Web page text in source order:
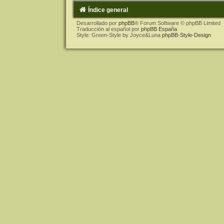
Índice general
Desarrollado por phpBB® Forum Software © phpBB Limited
Traducción al español por phpBB España
Style: Green-Style by Joyce&Luna phpBB-Style-Design